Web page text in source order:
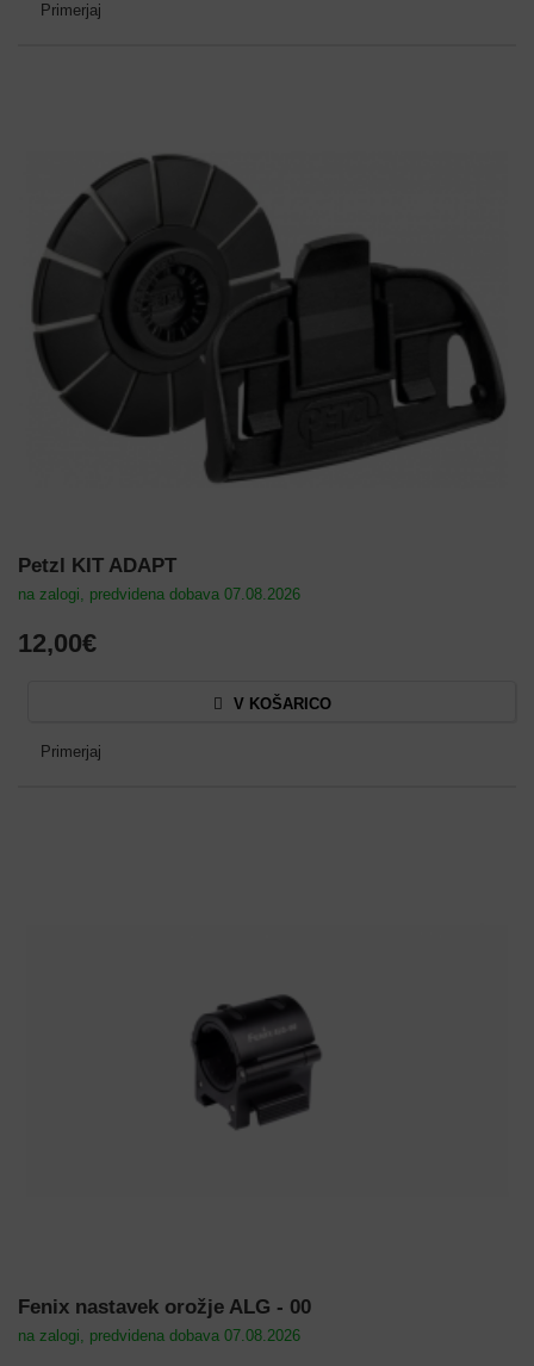
Primerjaj
Petzl KIT ADAPT
na zalogi, predvidena dobava 07.08.2026
12,00€
V KOŠARICO
Primerjaj
Fenix nastavek orožje ALG - 00
na zalogi, predvidena dobava 07.08.2026